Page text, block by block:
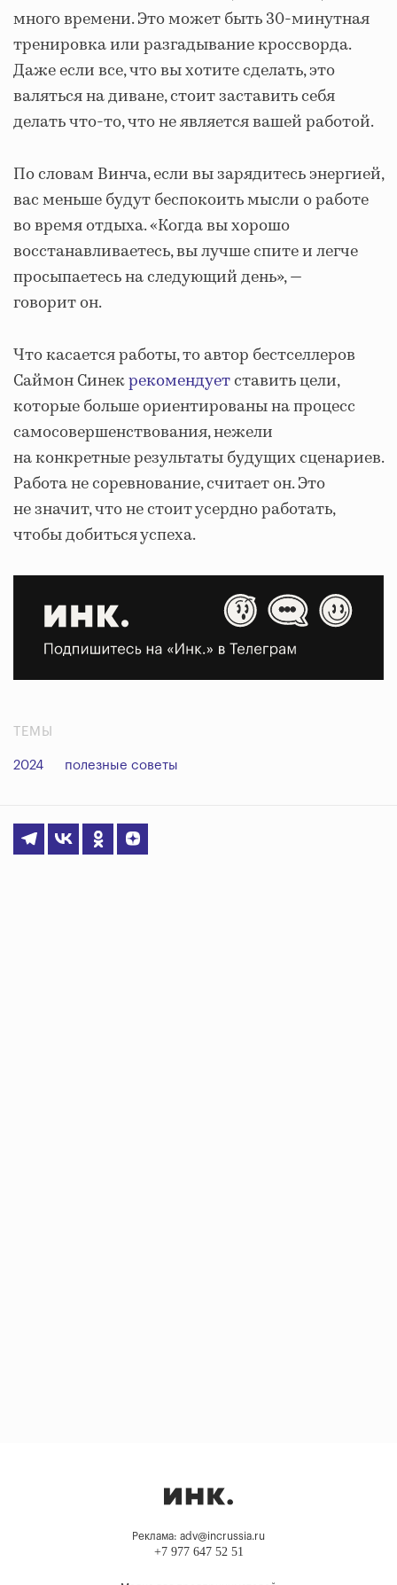
много времени. Это может быть 30-минутная
тренировка или разгадывание кроссворда.
Даже если все, что вы хотите сделать, это
валяться на диване, стоит заставить себя
делать что-то, что не является вашей работой.
По словам Винча, если вы зарядитесь энергией,
вас меньше будут беспокоить мысли о работе
во время отдыха. «Когда вы хорошо
восстанавливаетесь, вы лучше спите и легче
просыпаетесь на следующий день», —
говорит он.
Что касается работы, то автор бестселлеров
Саймон Синекрекомендуетставить цели,
которые больше ориентированы на процесс
самосовершенствования, нежели
на конкретные результаты будущих сценариев.
Работа не соревнование, считает он. Это
не значит, что не стоит усердно работать,
чтобы добиться успеха.
ТЕМЫ
2024 полезные советы
Реклама: adv@incrussia.ru
+7 977 647 52 51